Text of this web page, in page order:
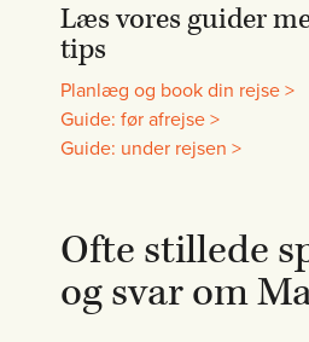
Læs vores guider
tips
Planlæg og book din rejse >
Guide: før afrejse >
Guide: under rejsen >
Ofte stillede
og svar om